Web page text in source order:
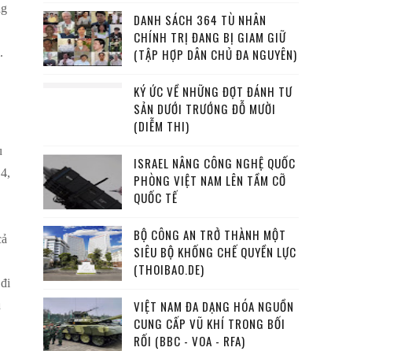
DANH SÁCH 364 TÙ NHÂN
CHÍNH TRỊ ĐANG BỊ GIAM GIỮ
(TẬP HỢP DÂN CHỦ ĐA NGUYÊN)
KÝ ỨC VỀ NHỮNG ĐỢT ĐÁNH TƯ
SẢN DƯỚI TRƯỚNG ĐỖ MƯỜI
(DIỄM THI)
ISRAEL NÂNG CÔNG NGHỆ QUỐC
PHÒNG VIỆT NAM LÊN TẦM CỠ
QUỐC TẾ
BỘ CÔNG AN TRỞ THÀNH MỘT
SIÊU BỘ KHỐNG CHẾ QUYỀN LỰC
(THOIBAO.DE)
VIỆT NAM ĐA DẠNG HÓA NGUỒN
CUNG CẤP VŨ KHÍ TRONG BỐI
RỐI (BBC - VOA - RFA)